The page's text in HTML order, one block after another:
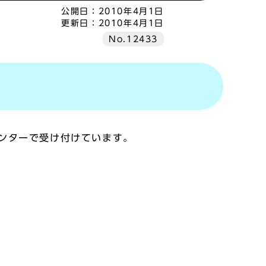
公開日：
2010年4月1日
更新日：
2010年4月1日
No.12433
ーで受け付けています。